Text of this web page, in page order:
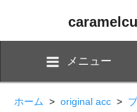
メニュー
ホーム > original acc >